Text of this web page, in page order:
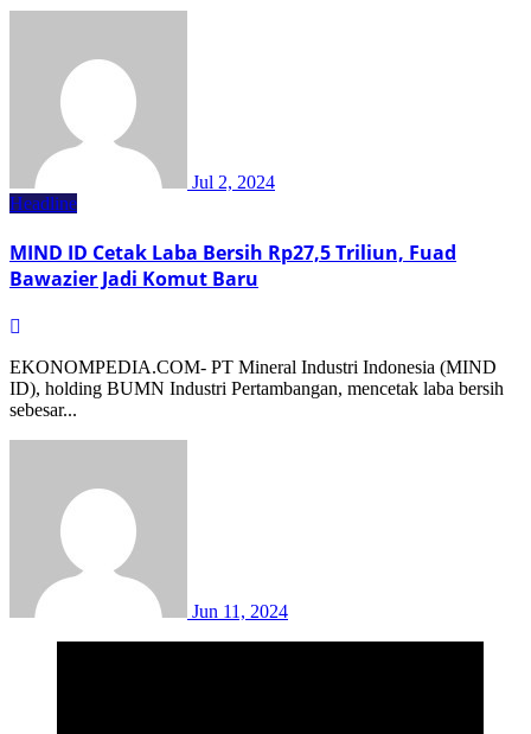
Jul 2, 2024
Headline
MIND ID Cetak Laba Bersih Rp27,5 Triliun, Fuad
Bawazier Jadi Komut Baru
EKONOMPEDIA.COM- PT Mineral Industri Indonesia (MIND
ID), holding BUMN Industri Pertambangan, mencetak laba bersih
sebesar...
Jun 11, 2024